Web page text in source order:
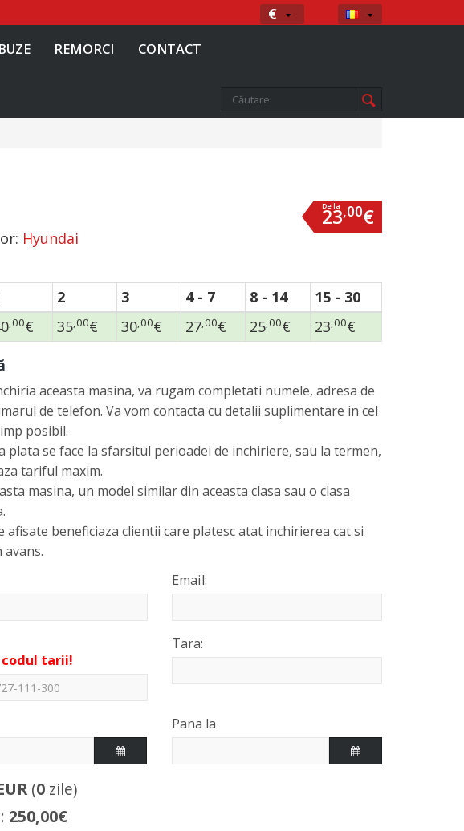
€ Moneda Limba
REMORCI CONTACT
De la
23,00€
Hyundai
2 3 4 - 7 8 - 14
15 - 30
,00€ 35,00€ 30,00€ 27,00€ 25,00€ 23,00€
aceasta masina, va rugam completati numele, adresa de
de telefon. Va vom contacta cu detalii suplimentare in cel
posibil.
plata se face la sfarsitul perioadei de inchiriere, sau la termen,
tariful maxim.
masina, un model similar din aceasta clasa sau o clasa
afisate beneficiaza clientii care platesc atat inchirierea cat si
tarii!
Email:
Tara:
Pana la
(0 zile)
250,00€